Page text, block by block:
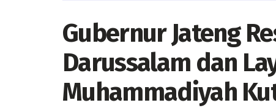
Gubernur Jateng
Darussalam dan
Muhammadiyah